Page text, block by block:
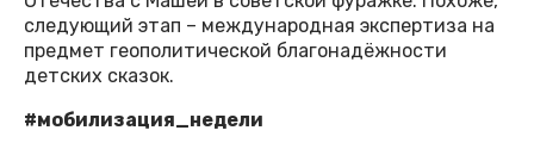
следующий этап – международная экспертиза на
предмет геополитической благонадёжности
детских сказок.
#мобилизация_недели